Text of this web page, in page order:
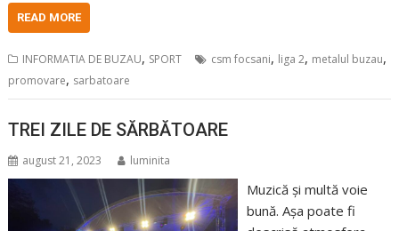
READ MORE
INFORMATIA DE BUZAU, SPORT csm focsani, liga 2, metalul buzau,
promovare, sarbatoare
TREI ZILE DE SĂRBĂTOARE
august 21, 2023 luminita
Muzică și multă voie
bună. Așa poate fi